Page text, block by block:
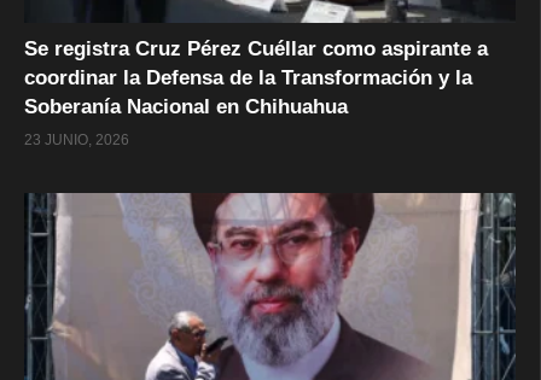
Se registra Cruz Pérez Cuéllar como aspirante a
coordinar la Defensa de la Transformación y la
Soberanía Nacional en Chihuahua
23 JUNIO, 2026